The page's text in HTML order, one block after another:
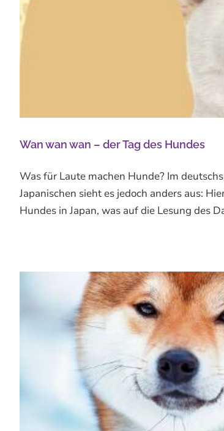
Wan wan wan – der Tag des Hundes
Was für Laute machen Hunde? Im
Japanischen sieht es jedoch anders aus:
Hundes in Japan, was auf die Lesung des